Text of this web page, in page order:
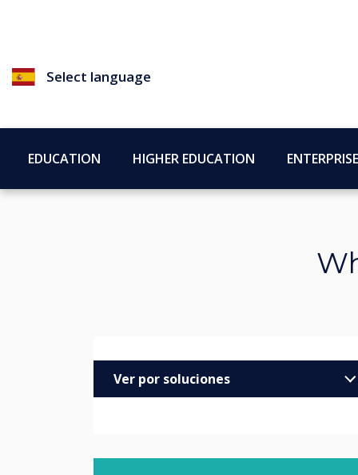
Select language
EDUCATION HIGHER EDUCATION ENTERPRISE
Ver por soluciones
Educación